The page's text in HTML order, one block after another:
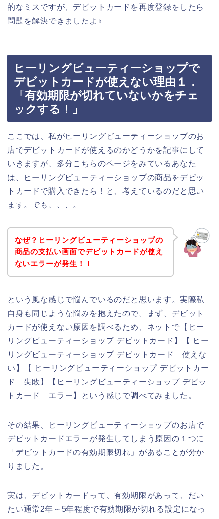
的なミスですが、デビットカードを再度登録をしたら
問題を解決できましたよ♪
ヒーリングビューティーショップで
デビットカードが使えない理由１．
「有効期限が切れていないかをチェ
ックする！」
ここでは、私がヒーリングビューティーショップのお
店でデビットカードが使えるのかどうかを記事にして
いきますが、多分こちらのページをみているあなた
は、ヒーリングビューティーショップの商品をデビッ
トカードで購入できたら！と、考えているのだと思い
ます。でも、、、。
なぜ？ヒーリングビューティーショップの
商品の支払い画面でデビットカードが使え
ないエラーが発生！！
という風な感じで悩んでいるのだと思います。実際私
自身も同じような悩みを抱えたので、まず、デビット
カードが使えない原因を調べるため、ネットで【ヒー
リングビューティーショップ デビットカード】【 ヒー
リングビューティーショップ デビットカード 使えな
い】【 ヒーリングビューティーショップ デビットカー
ド 失敗】【ヒーリングビューティーショップ デビッ
トカード エラー】という感じで調べてみました。
その結果、ヒーリングビューティーショップのお店で
デビットカードエラーが発生してしまう原因の１つに
「デビットカードの有効期限切れ」があることが分か
りました。
実は、デビットカードって、有効期限があって、だい
たい通常2年～5年程度で有効期限が切れる設定になっ